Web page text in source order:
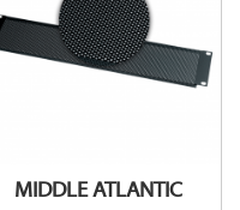
MIDDLE ATLANTIC
Lot de 12 unités